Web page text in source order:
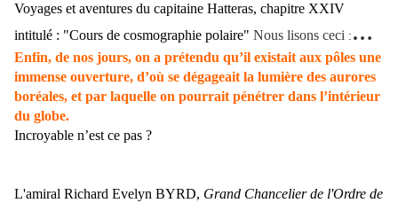
Voyages et aventures du capitaine Hatteras, chapitre XXIV
intitulé : "Cours de cosmographie polaire" Nous lisons ceci :…
Enfin, de nos jours, on a prétendu qu’il existait aux pôles une
immense ouverture, d’où se dégageait la lumière des aurores
boréales, et par laquelle on pourrait pénétrer dans l’intérieur
du globe.
Incroyable n’est ce pas ?
L'amiral Richard Evelyn BYRD, Grand Chancelier de l'Ordre de